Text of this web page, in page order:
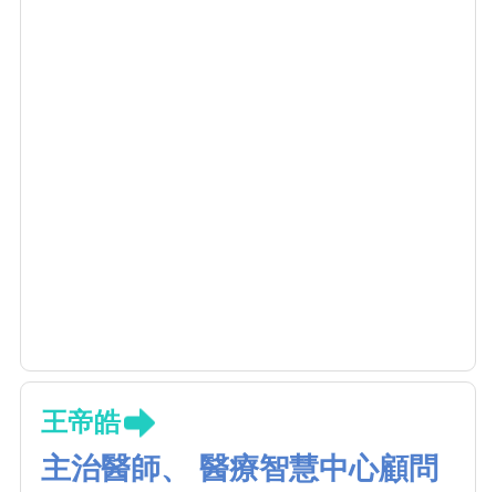
王帝皓
主治醫師、 醫療智慧中心顧問